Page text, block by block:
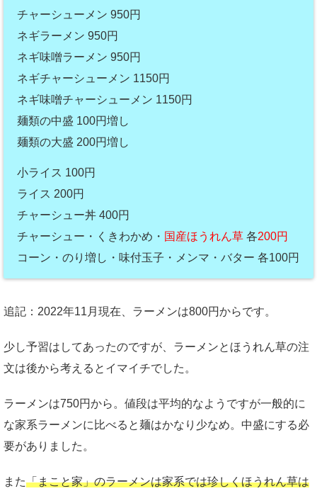
チャーシューメン 950円
ネギラーメン 950円
ネギ味噌ラーメン 950円
ネギチャーシューメン 1150円
ネギ味噌チャーシューメン 1150円
麺類の中盛 100円増し
麺類の大盛 200円増し
小ライス 100円
ライス 200円
チャーシュー丼 400円
チャーシュー・くきわかめ・ 国産ほうれん草各200円
コーン・のり増し・味付玉子・メンマ・バター 各100円
追記：2022年11月現在、ラーメンは800円からです。
少し予習はしてあったのですが、ラーメンとほうれん草の注
文は後から考えるとイマイチでした。
ラーメンは750円から。値段は平均的なようですが一般的に
な家系ラーメンに比べると麺はかなり少なめ。中盛にする必
要がありました。
また「まこと家」のラーメンは家系では珍しくほうれん草は